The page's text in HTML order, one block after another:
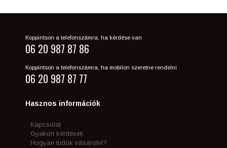
Koppintson a telefonszámra, ha kérdése van
06 20 987 87 86
Koppintson a telefonszámra, ha mobilon szeretne rendelni
06 20 987 87 77
Hasznos információk
Kapcsolat
Gyakori kérdések
Hogyan tudok vásárolni?